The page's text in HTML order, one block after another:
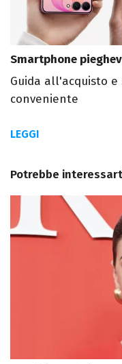
Smartphone
Guida all'acquisto
conveniente
LEGGI
Potrebbe